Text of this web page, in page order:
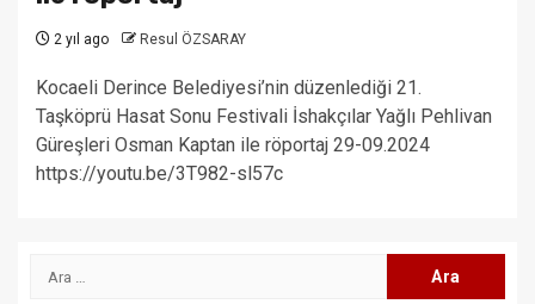
2 yıl ago Resul ÖZSARAY
Kocaeli Derince Belediyesi’nin düzenlediği 21.
Taşköprü Hasat Sonu Festivali İshakçılar Yağlı Pehlivan
Güreşleri Osman Kaptan ile röportaj 29-09.2024
https://youtu.be/3T982-sl57c
Arama: